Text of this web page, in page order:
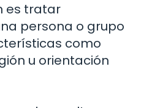
es tratar
persona o grupo
como
u orientación